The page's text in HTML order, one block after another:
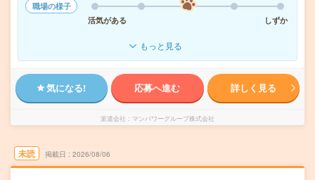
職場の様子
活気がある
しずか
もっと見る
気になる! 応募へ進む 詳しく見る
派遣会社 マンパワーグループ株式会社
未読 掲載日 2026/08/06